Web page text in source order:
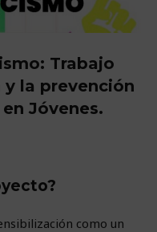
Trabajo
la prevención
Jóvenes.
como un